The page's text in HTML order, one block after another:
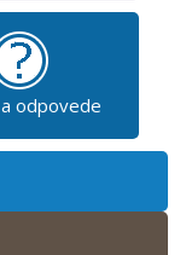
odpovede